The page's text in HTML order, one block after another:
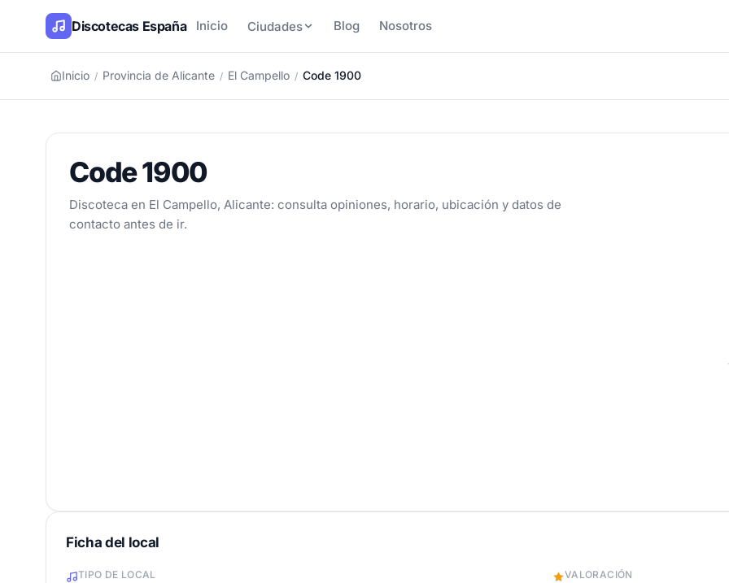
Discotecas España Inicio Ciudades Blog Nosotros
Inicio / Provincia de Alicante / El Campello / Code 1900
Code 1900
Discoteca en El Campello, Alicante: consulta opiniones, horario, ubicación y datos de
contacto antes de ir.
Ficha del local
TIPO DE LOCAL VALORACIÓN